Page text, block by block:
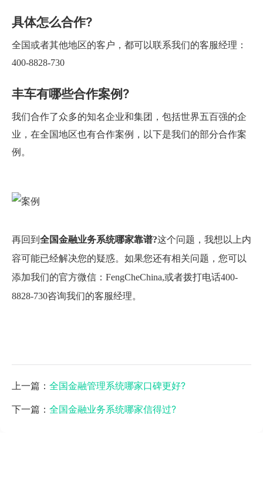
具体怎么合作?
全国或者其他地区的客户，都可以联系我们的客服经理：
400-8828-730
丰车有哪些合作案例?
我们合作了众多的知名企业和集团，包括世界五百强的企
业，在全国地区也有合作案例，以下是我们的部分合作案
例。
再回到 全国金融业务系统哪家靠谱?这个问题，我想以上内
容可能已经解决您的疑惑。如果您还有相关问题，您可以
添加我们的官方微信：FengCheChina,或者拨打电话400-
8828-730咨询我们的客服经理。
上一篇： 全国金融管理系统哪家口碑更好?
下一篇： 全国金融业务系统哪家信得过?